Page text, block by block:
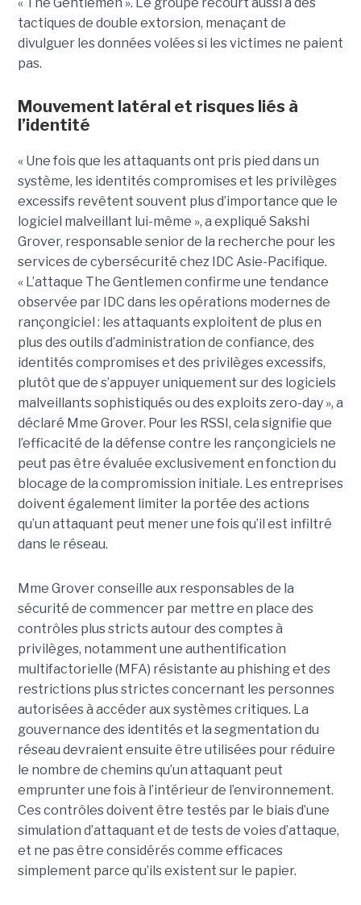
« The Gentlemen ». Le groupe recourt aussi à des
tactiques de double extorsion, menaçant de
divulguer les données volées si les victimes ne paient
pas.
Mouvement latéral et risques liés à
l’identité
« Une fois que les attaquants ont pris pied dans un
système, les identités compromises et les privilèges
excessifs revêtent souvent plus d’importance que le
logiciel malveillant lui-même », a expliqué Sakshi
Grover, responsable senior de la recherche pour les
services de cybersécurité chez IDC Asie-Pacifique.
« L’attaque The Gentlemen confirme une tendance
observée par IDC dans les opérations modernes de
rançongiciel : les attaquants exploitent de plus en
plus des outils d’administration de confiance, des
identités compromises et des privilèges excessifs,
plutôt que de s’appuyer uniquement sur des logiciels
malveillants sophistiqués ou des exploits zero-day », a
déclaré Mme Grover. Pour les RSSI, cela signifie que
l’efficacité de la défense contre les rançongiciels ne
peut pas être évaluée exclusivement en fonction du
blocage de la compromission initiale. Les entreprises
doivent également limiter la portée des actions
qu’un attaquant peut mener une fois qu’il est infiltré
dans le réseau.
Mme Grover conseille aux responsables de la
sécurité de commencer par mettre en place des
contrôles plus stricts autour des comptes à
privilèges, notamment une authentification
multifactorielle (MFA) résistante au phishing et des
restrictions plus strictes concernant les personnes
autorisées à accéder aux systèmes critiques. La
gouvernance des identités et la segmentation du
réseau devraient ensuite être utilisées pour réduire
le nombre de chemins qu’un attaquant peut
emprunter une fois à l’intérieur de l’environnement.
Ces contrôles doivent être testés par le biais d’une
simulation d’attaquant et de tests de voies d’attaque,
et ne pas être considérés comme efficaces
simplement parce qu’ils existent sur le papier.